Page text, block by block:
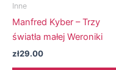
Inne
Manfred Kyber – Trzy
światła małej Weroniki
zł29.00